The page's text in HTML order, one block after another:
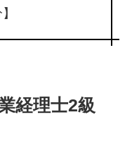
経理士2級